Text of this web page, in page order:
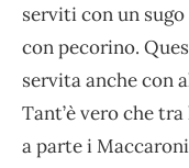
serviti con un
con pecorino.
servita anche con
Tant’è vero che
a parte i